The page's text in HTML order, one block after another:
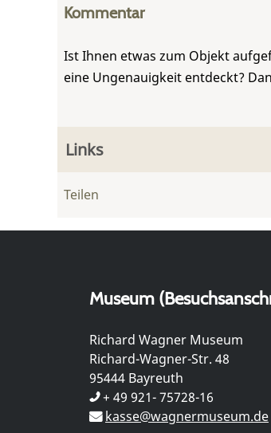
Kommentar
Ist Ihnen etwas zum Objekt
eine Ungenauigkeit entdeckt?
Links
Teilen
Museum
Richard Wagner Museum
Richard-Wagner-Str. 48
95444 Bayreuth
+ 49 921- 75728-16
kasse@wagnermuseum.de